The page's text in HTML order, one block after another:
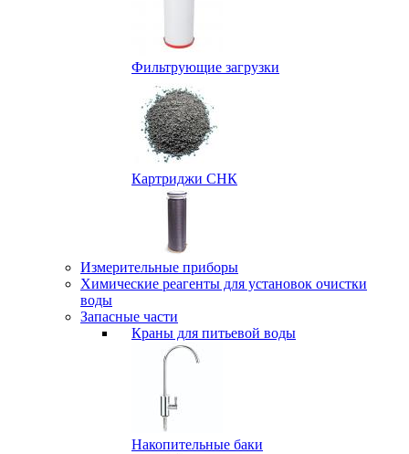
Фильтрующие загрузки
Картриджи СНК
Измерительные приборы
Химические реагенты для установок очистки
воды
Запасные части
Краны для питьевой воды
Накопительные баки